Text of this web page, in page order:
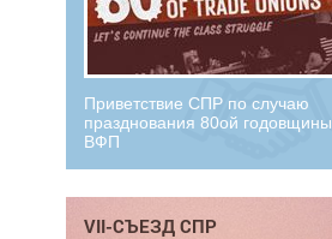
Приветствие СПР по случаю
празднования 80ой годовщины
ВФП
VII-СЪЕЗД СПР